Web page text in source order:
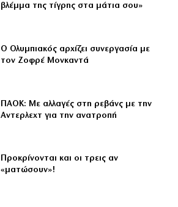
βλέμμα της τίγρης στα μάτια σου»
Ο Ολυμπιακός αρχίζει συνεργασία με
τον Ζοφρέ Μονκαντά
ΠΑΟΚ: Με αλλαγές στη ρεβάνς με την
Αντερλεχτ για την ανατροπή
Προκρίνονται και οι τρεις αν
«ματώσουν»!